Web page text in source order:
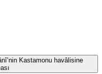
Kastamonu havâlisine